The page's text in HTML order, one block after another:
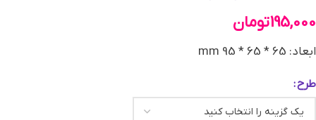
195,000تومان
ابعاد: 65 * 65 * 95 mm
طرح